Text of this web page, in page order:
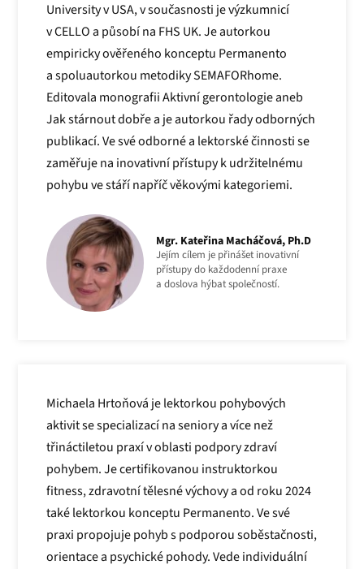
University v USA, v současnosti je výzkumnicí
v CELLO a působí na FHS UK. Je autorkou
empiricky ověřeného konceptu Permanento
a spoluautorkou metodiky SEMAFORhome.
Editovala monografii Aktivní gerontologie aneb
Jak stárnout dobře a je autorkou řady odborných
publikací. Ve své odborné a lektorské činnosti se
zaměřuje na inovativní přístupy k udržitelnému
pohybu ve stáří napříč věkovými kategoriemi.
Mgr. Kateřina Macháčová, Ph.D
Jejím cílem je přinášet inovativní
přístupy do každodenní praxe
a doslova hýbat společností.
Michaela Hrtoňová je lektorkou pohybových
aktivit se specializací na seniory a více než
třináctiletou praxí v oblasti podpory zdraví
pohybem. Je certifikovanou instruktorkou
fitness, zdravotní tělesné výchovy a od roku 2024
také lektorkou konceptu Permanento. Ve své
praxi propojuje pohyb s podporou soběstačnosti,
orientace a psychické pohody. Vede individuální